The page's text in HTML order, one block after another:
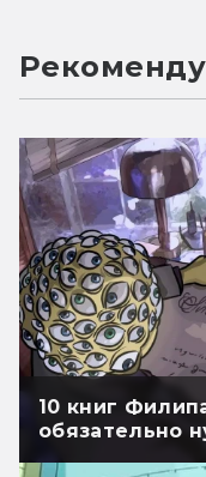
10 книг
обязательно